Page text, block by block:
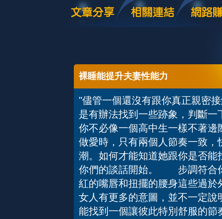
裸睡能提升夫妻性能力
"儘管一個還沒有跟你真正親密
是有辦法找到一些跡象，判斷
你不必像一個高中生一樣不著
做愛時，只有兩個人節奏一致
潮。如何才能知道她跟你是否
你們的談話開始。 步調符合
紅的嘴唇和扭擺的腰身這些過
女人有更多的意圖，並不一定
能找到一個讓彼此特別舒服的